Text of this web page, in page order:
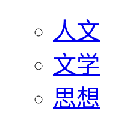
人文
文学
思想